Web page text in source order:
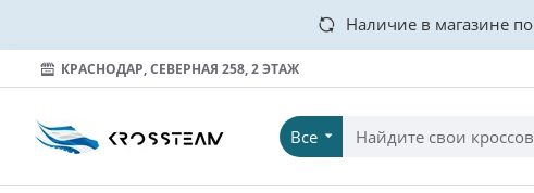
Наличие в магазине
КРАСНОДАР, СЕВЕРНАЯ 258, 2 ЭТАЖ
Все